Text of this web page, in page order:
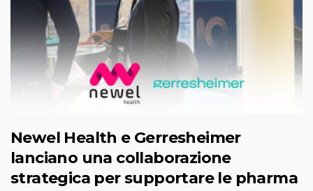
Newel Health e Gerresheimer
lanciano una collaborazione
strategica per supportare le pharma